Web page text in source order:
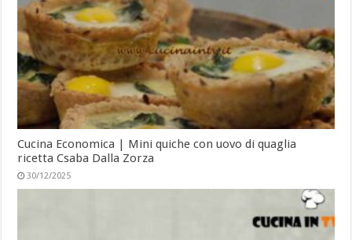
Cucina Economica | Mini quiche con uovo di quaglia
ricetta Csaba Dalla Zorza
30/12/2025